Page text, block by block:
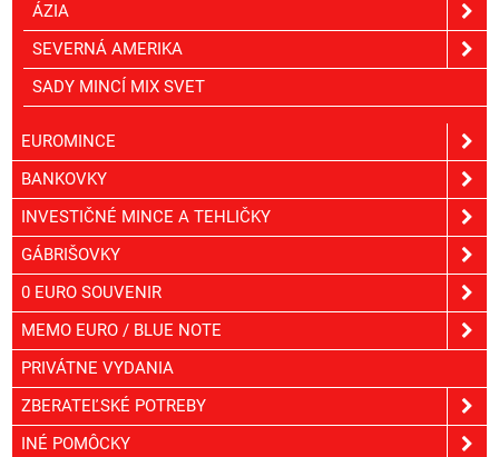
ÁZIA
SEVERNÁ AMERIKA
SADY MINCÍ MIX SVET
EUROMINCE
BANKOVKY
INVESTIČNÉ MINCE A TEHLIČKY
GÁBRIŠOVKY
0 EURO SOUVENIR
MEMO EURO / BLUE NOTE
PRIVÁTNE VYDANIA
ZBERATEĽSKÉ POTREBY
INÉ POMÔCKY